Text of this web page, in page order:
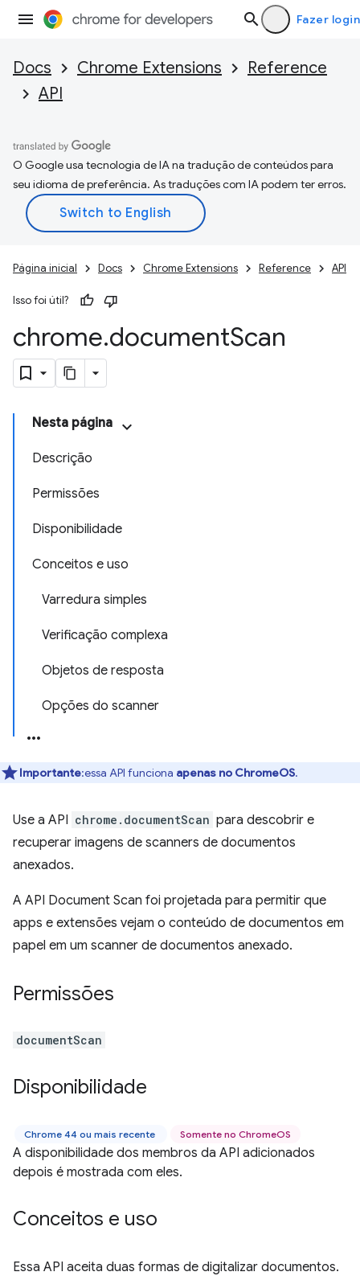
Fazer login
Docs Chrome Extensions
Reference
API
O Google usa tecnologia de IA na tradução de conteúdos para
seu idioma de preferência. As traduções com IA podem ter erros.
Página inicial Docs Chrome Extensions Reference API
Isso foi útil?
chrome.documentScan
Nesta página
Descrição
Permissões
Disponibilidade
Conceitos e uso
Varredura simples
Verificação complexa
Objetos de resposta
Opções do scanner
Importante:essa API funciona apenas no ChromeOS.
Use a API chrome.documentScan para descobrir e
recuperar imagens de scanners de documentos
anexados.
A API Document Scan foi projetada para permitir que
apps e extensões vejam o conteúdo de documentos em
papel em um scanner de documentos anexado.
Permissões
documentScan
Disponibilidade
Chrome 44 ou mais recente Somente no ChromeOS
A disponibilidade dos membros da API adicionados
depois é mostrada com eles.
Conceitos e uso
Essa API aceita duas formas de digitalizar documentos.